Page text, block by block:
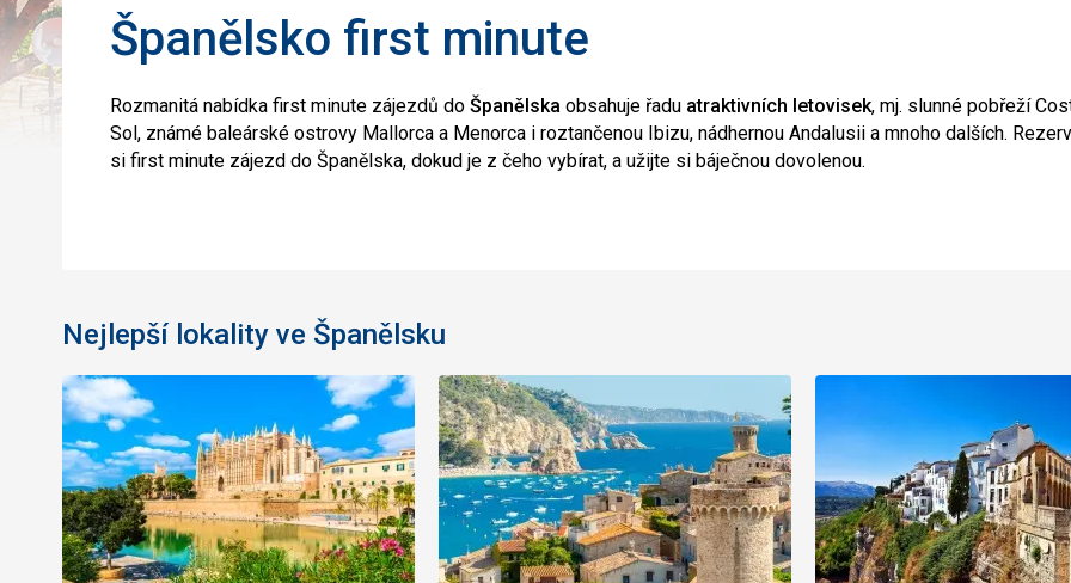
Španělsko first minute
Rozmanitá nabídka first minute zájezdů do Španělska obsahuje řadu atraktivních letovisek, mj. slunné pobřeží
Sol, známé baleárské ostrovy Mallorca a Menorca i roztančenou Ibizu, nádhernou Andalusii a mnoho dalších.
si first minute zájezd do Španělska, dokud je z čeho vybírat, a užijte si báječnou dovolenou.
Nejlepší lokality ve Španělsku